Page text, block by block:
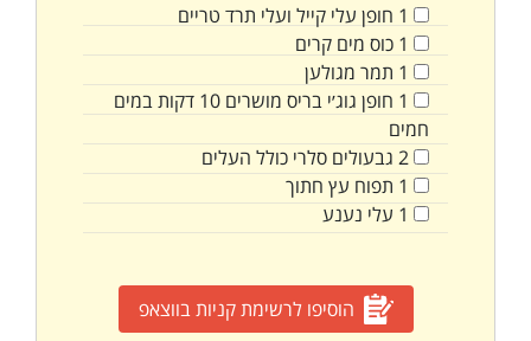
1 חופן עלי קייל ועלי תרד טריים
1 כוס מים קרים
1 תמר מגולען
1 חופן
גוג׳י בריס מושרים 10 דקות במים
חמים
2 גבעולים סלרי כולל העלים
1 תפוח עץ חתוך
1 עלי נענע
הוסיפו לרשימת קניות בווצאפ